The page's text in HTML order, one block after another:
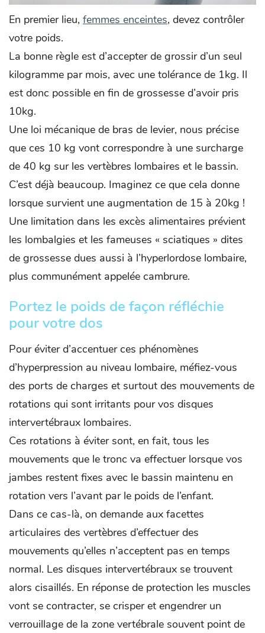
En premier lieu, femmes enceintes, devez contrôler
votre poids.
La bonne règle est d’accepter de grossir d’un seul
kilogramme par mois, avec une tolérance de 1kg. Il
est donc possible en fin de grossesse d’avoir pris
10kg.
Une loi mécanique de bras de levier, nous précise
que ces 10 kg vont correspondre à une surcharge
de 40 kg sur les vertèbres lombaires et le bassin.
C’est déjà beaucoup. Imaginez ce que cela donne
lorsque survient une augmentation de 15 à 20kg !
Une limitation dans les excès alimentaires prévient
les lombalgies et les fameuses « sciatiques » dites
de grossesse dues aussi à l’hyperlordose lombaire,
plus communément appelée cambrure.
Portez le poids de façon réfléchie
pour votre dos
Pour éviter d’accentuer ces phénomènes
d’hyperpression au niveau lombaire, méfiez-vous
des ports de charges et surtout des mouvements de
rotations qui sont irritants pour vos disques
intervertébraux lombaires.
Ces rotations à éviter sont, en fait, tous les
mouvements que le tronc va effectuer lorsque vos
jambes restent fixes avec le bassin maintenu en
rotation vers l’avant par le poids de l’enfant.
Dans ce cas-là, on demande aux facettes
articulaires des vertèbres d’effectuer des
mouvements qu’elles n’acceptent pas en temps
normal. Les disques intervertébraux se trouvent
alors cisaillés. En réponse de protection les muscles
vont se contracter, se crisper et engendrer un
verrouillage de la zone vertébrale souvent point de